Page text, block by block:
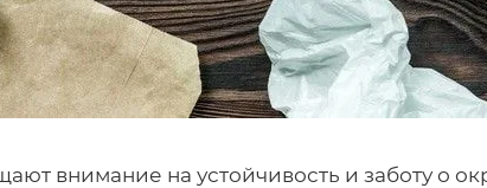
внимание на устойчивость и заботу о